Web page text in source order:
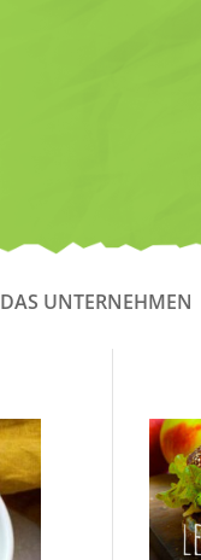
DAS UNTERNEHMEN